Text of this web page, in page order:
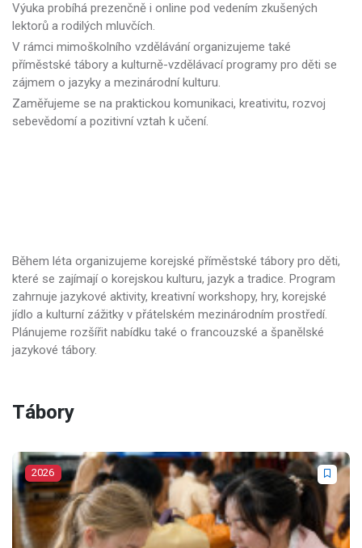
Výuka probíhá prezenčně i online pod vedením zkušených
lektorů a rodilých mluvčích.
V rámci mimoškolního vzdělávání organizujeme také
příměstské tábory a kulturně-vzdělávací programy pro děti se
zájmem o jazyky a mezinárodní kulturu.
Zaměřujeme se na praktickou komunikaci, kreativitu, rozvoj
sebevědomí a pozitivní vztah k učení.
Během léta organizujeme korejské příměstské tábory pro děti,
které se zajímají o korejskou kulturu, jazyk a tradice. Program
zahrnuje jazykové aktivity, kreativní workshopy, hry, korejské
jídlo a kulturní zážitky v přátelském mezinárodním prostředí.
Plánujeme rozšířit nabídku také o francouzské a španělské
jazykové tábory.
Tábory
2026